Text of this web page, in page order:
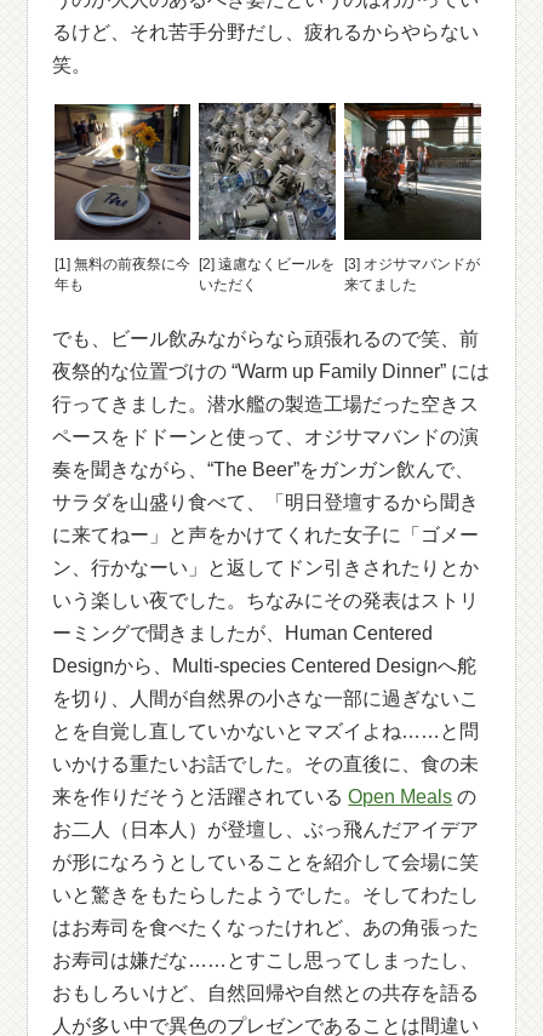
るけど、それ苦手分野だし、疲れるからやらない
笑。
[1] 無料の前夜祭に今
年も
[2] 遠慮なくビールを
いただく
[3] オジサマバンドが
来てました
でも、ビール飲みながらなら頑張れるので笑、前
夜祭的な位置づけの “Warm up Family Dinner” には
行ってきました。潜水艦の製造工場だった空きス
ペースをドドーンと使って、オジサマバンドの演
奏を聞きながら、“The Beer”をガンガン飲んで、
サラダを山盛り食べて、「明日登壇するから聞き
に来てねー」と声をかけてくれた女子に「ゴメー
ン、行かなーい」と返してドン引きされたりとか
いう楽しい夜でした。ちなみにその発表はストリ
ーミングで聞きましたが、Human Centered
Designから、Multi-species Centered Designへ舵
を切り、人間が自然界の小さな一部に過ぎないこ
とを自覚し直していかないとマズイよね……と問
いかける重たいお話でした。その直後に、食の未
来を作りだそうと活躍されているOpen Meals の
お二人（日本人）が登壇し、ぶっ飛んだアイデア
が形になろうとしていることを紹介して会場に笑
いと驚きをもたらしたようでした。そしてわたし
はお寿司を食べたくなったけれど、あの角張った
お寿司は嫌だな……とすこし思ってしまったし、
おもしろいけど、自然回帰や自然との共存を語る
人が多い中で異色のプレゼンであることは間違い